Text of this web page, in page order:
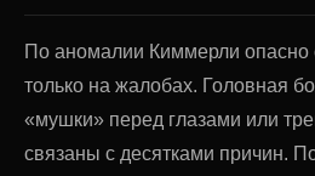
По аномалии Киммерли опасно
только на жалобах. Головная
«мушки» перед глазами или
связаны с десятками причин.